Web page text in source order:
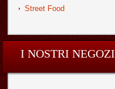
Street Food
I NOSTRI NEGOZI